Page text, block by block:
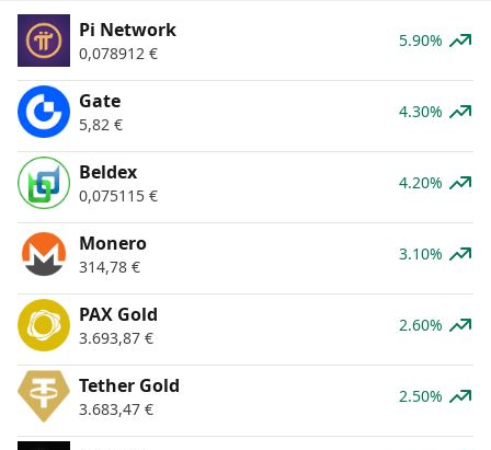
Pi Network
0,078912 €
5.90%
Gate
5,82 €
4.30%
Beldex
0,075115 €
4.20%
Monero
314,78 €
3.10%
PAX Gold
3.693,87 €
2.60%
Tether Gold
3.683,47 €
2.50%